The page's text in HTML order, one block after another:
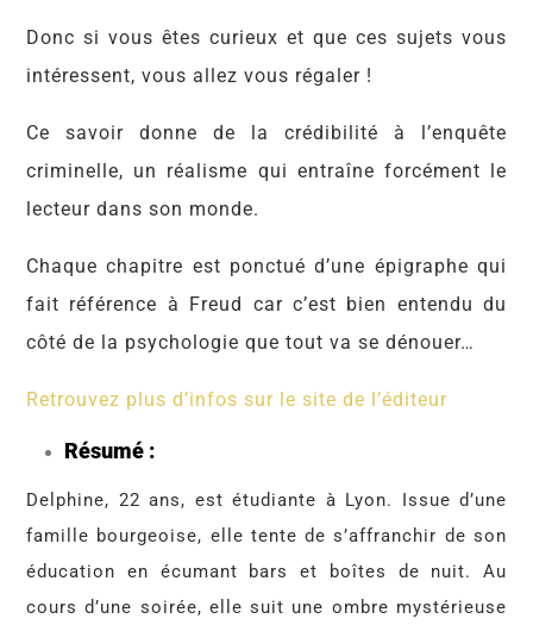
Donc si vous êtes curieux et que ces sujets vous
intéressent, vous allez vous régaler !
Ce savoir donne de la crédibilité à l’enquête
criminelle, un réalisme qui entraîne forcément le
lecteur dans son monde.
Chaque chapitre est ponctué d’une épigraphe qui
fait référence à Freud car c’est bien entendu du
côté de la psychologie que tout va se dénouer…
Retrouvez plus d’infos sur le site de l’éditeur
Résumé :
Delphine, 22 ans, est étudiante à Lyon. Issue d’une
famille bourgeoise, elle tente de s’affranchir de son
éducation en écumant bars et boîtes de nuit. Au
cours d’une soirée, elle suit une ombre mystérieuse